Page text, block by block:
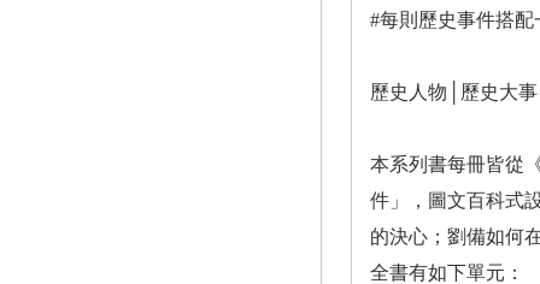
#每則歷史事件搭
歷史人物│歷史大
本系列書每冊皆從
件」，圖文百科式
的決心；劉備如何
全書有如下單元：